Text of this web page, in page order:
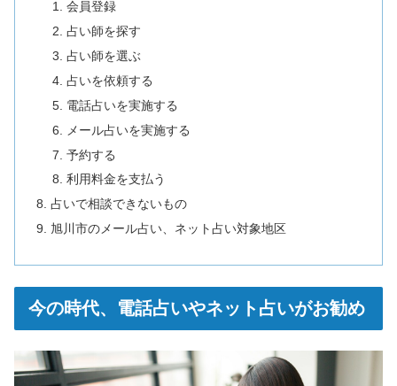
会員登録
占い師を探す
占い師を選ぶ
占いを依頼する
電話占いを実施する
メール占いを実施する
予約する
利用料金を支払う
占いで相談できないもの
旭川市のメール占い、ネット占い対象地区
今の時代、電話占いやネット占いがお勧め